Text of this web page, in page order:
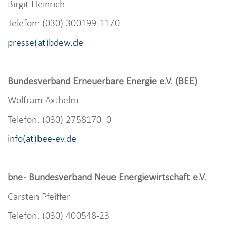
Birgit Heinrich
Telefon: (030) 300199-1170
presse(at)bdew.de
Bundesverband Erneuerbare Energie e.V. (BEE)
Wolfram Axthelm
Telefon: (030) 2758170–0
info(at)bee-ev.de
bne - Bundesverband Neue Energiewirtschaft e.V.
Carsten Pfeiffer
Telefon: (030) 400548-23